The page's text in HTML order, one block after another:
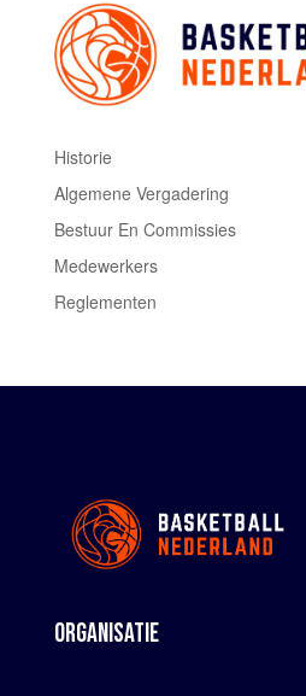
Historie
Algemene Vergadering
Bestuur En Commissies
Medewerkers
Reglementen
ORGANISATIE